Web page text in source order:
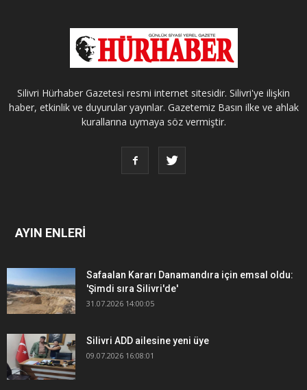
Silivri Hürhaber Gazetesi resmi internet sitesidir. Silivri'ye ilişkin
haber, etkinlik ve duyurular yayınlar. Gazetemiz Basın ilke ve ahlak
kurallarına uymaya söz vermiştir.
AYIN ENLERİ
Safaalan Kararı Danamandıra için emsal oldu:
'Şimdi sıra Silivri'de'
31.07.2026 14:00:05
Silivri ADD ailesine yeni üye
09.07.2026 16:08:01